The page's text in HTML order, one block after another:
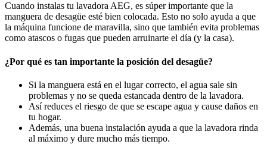
Cuando instalas tu lavadora AEG, es súper importante que la
manguera de desagüe esté bien colocada. Esto no solo ayuda a que
la máquina funcione de maravilla, sino que también evita problemas
como atascos o fugas que pueden arruinarte el día (y la casa).
¿Por qué es tan importante la posición del desagüe?
Si la manguera está en el lugar correcto, el agua sale sin
problemas y no se queda estancada dentro de la lavadora.
Así reduces el riesgo de que se escape agua y cause daños en
tu hogar.
Además, una buena instalación ayuda a que la lavadora rinda
al máximo y dure mucho más tiempo.